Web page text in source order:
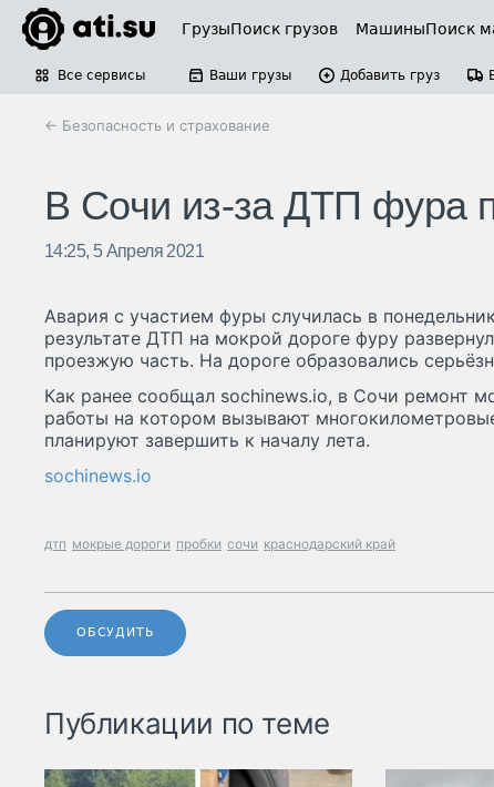
ГрузыПоиск грузов МашиныПоиск
Все сервисы Ваши грузы Добавить груз
← Безопасность и страхование
В Сочи из-за ДТП фура
14:25, 5 Апреля 2021
Авария с участием фуры случилась в
результате ДТП на мокрой дороге фуру
проезжую часть. На дороге образовались
Как ранее сообщал sochinews.io, в Сочи ремонт
работы на котором вызывают
планируют завершить к началу лета.
sochinews.io
дтп мокрые дороги пробки сочи краснодарский край
ОБСУДИТЬ
Публикации по теме